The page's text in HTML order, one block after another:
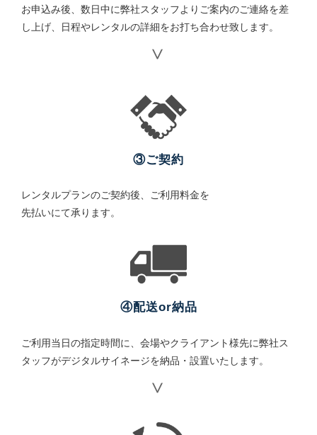
お申込み後、数日中に弊社スタッフよりご案内のご連絡を差
し上げ、日程やレンタルの詳細をお打ち合わせ致します。
③ご契約
レンタルプランのご契約後、ご利用料金を
先払いにて承ります。
④配送or納品
ご利用当日の指定時間に、会場やクライアント様先に弊社ス
タッフがデジタルサイネージを納品・設置いたします。